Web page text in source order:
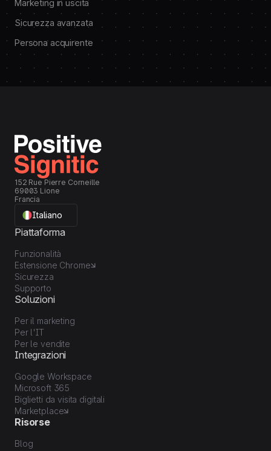
Marketing in uscita
Sicurezza avanzata
Persona acquirente
152 Rue Pierre Corneille
69003 Lione
Francia
Italiano
Piattaforma
Funzionalità
Estensione Chrome
Sicurezza
Supporto
Soluzioni
Per il marketing
Per l'IT
Per le vendite
Integrazioni
Google Workspace
Microsoft 365
Biglietti da visita digitali
Marketplace
Risorse
Blog